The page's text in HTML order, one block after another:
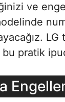
ve
pratik